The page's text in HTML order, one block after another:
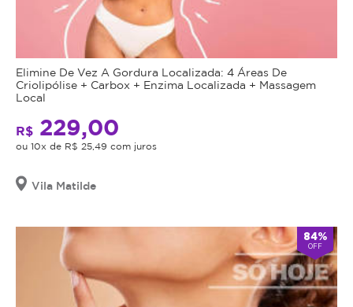
Elimine De Vez A Gordura Localizada: 4 Áreas De
Criolipólise + Carbox + Enzima Localizada + Massagem
Local
R$ 229,00
ou 10x de R$ 25,49 com juros
Vila Matilde
84%
OFF